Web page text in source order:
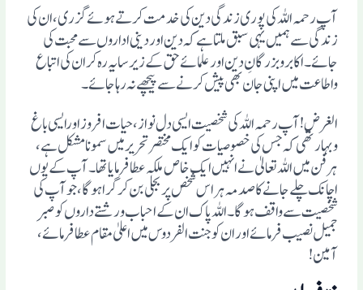
آپ رحمہ اللہ کی پوری زندگی دین کی خدمت کرتے ہوئے گزری، ان کی
زندگی سے ہمیں یہی سبق ملتا ہے کہ دین اور دینی اداروں سے محبت کی
جائے۔ اکابر وبزرگانِ دین اور علمائے حق کے زیر سایہ رہ کر ان کی اتباع
واطاعت میں اپنی جان بھی پیش کرنے سے پیچھے نہ رہاجائے۔
الغرض! آپ رحمہ اللہ کی شخصیت ایسی دل نواز، حیات افروز اورایسی باغ
وبہار تھی کہ جس کی خصوصیات کو ایک مختصر تحریر میں سمونا مشکل ہے،
ہر فن میں اللہ تعالیٰ نے انہیں ایک خاص ملکہ عطا فرمایا تھا۔آپ کے یوں
اچانک چلے جانے کا صدمہ ہر اس شخص پر بجلی بن کر گراہوگا ، جو آپ کی
شخصیت سے واقف ہوگا۔اللہ پاک ان کے احباب ورشتے داروں کو صبرِ
جمیل نصیب فرمائے اور ان کو جنت الفردوس میں اعلیٰ مقام عطا فرمائے،
آمین!